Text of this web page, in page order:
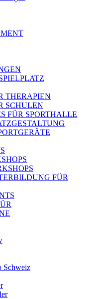
THERAPIEN
SCHULEN
FÜR SPORTHALLE
FÜR
Schweiz